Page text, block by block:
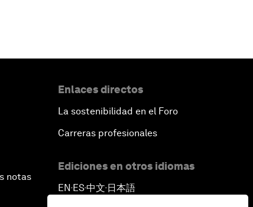
notas
Enlaces directos
La sostenibilidad en el Foro
Carreras profesionales
Ediciones en otros idiomas
EN ▪ ES▪中文▪ 日本語